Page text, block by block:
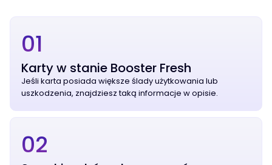
01
Karty w stanie Booster Fresh
Jeśli karta posiada większe ślady użytkowania lub
uszkodzenia, znajdziesz taką informacje w opisie.
02